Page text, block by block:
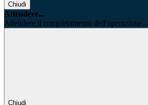
Chiudi
Attendere...
Attendere il completamento dell'operazione...
Chiudi